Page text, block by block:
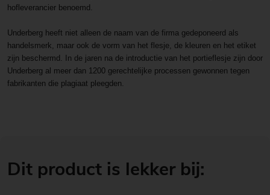
hofleverancier benoemd.
Underberg heeft niet alleen de naam van de firma gedeponeerd als
handelsmerk, maar ook de vorm van het flesje, de kleuren en het etiket
zijn beschermd. In de jaren na de introductie van het portieflesje zijn door
Underberg al meer dan 1200 gerechtelijke processen gewonnen tegen
fabrikanten die plagiaat pleegden.
Dit product is lekker bij: